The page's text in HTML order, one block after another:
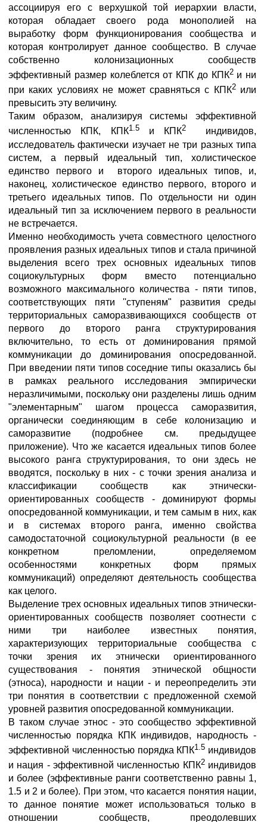
ассоциируя его с верхушкой той иерархии власти,
которая обладает своего рода монополией на
выработку форм функционирования сообщества и
которая контролирует данное сообщество. В случае
собственно колонизационных сообществ
эффективный размер колеблется от КПК до КПК2и ни
при каких условиях не может сравняться с КПК2или
превысить эту величину.
Таким образом, анализируя системы эффективной
численностью КПК, КПК1.5 и КПК2
индивидов,
исследователь фактически изучает не три разных типа
систем, а первый идеальный тип, холистическое
единство первого и
второго идеальных типов, и,
наконец, холистическое единство первого, второго и
третьего идеальных типов. По отдельности ни один
идеальный тип за исключением первого в реальности
не встречается.
Именно необходимость учета совместного целостного
проявления разных идеальных типов и стала причиной
выделения всего трех основных идеальных типов
социокультурных форм вместо потенциально
возможного максимального количества - пяти типов,
соответствующих пяти ''ступеням" развития среды
территориальных саморазвивающихся сообществ от
первого до второго ранга структурирования
включительно, то есть от доминирования прямой
коммуникации до доминирования опосредованной.
При введении пяти типов соседние типы оказались бы
в рамках реального исследования эмпирически
неразличимыми, поскольку они разделены лишь одним
"элементарным" шагом процесса саморазвития,
органически соединяющим в себе колонизацию и
саморазвитие (подробнее см. предыдущее
приложение). Что же касается идеальных типов более
высокого ранга структурирования, то они здесь не
вводятся, поскольку в них - с точки зрения анализа и
классификации сообществ как этнически-
ориентированных сообществ - доминируют формы
опосредованной коммуникации, и тем самым в них, как
и в системах второго ранга, именно свойства
самодостаточной социокультурной реальности (в ее
конкретном преломлении, определяемом
особенностями конкретных форм прямых
коммуникаций) определяют деятельность сообщества
как целого.
Выделение трех основных идеальных типов этнически-
ориентированных сообществ позволяет соотнести с
ними три наиболее известных понятия,
характеризующих территориальные сообщества с
точки зрения их этнически ориентированного
существования - понятия этнической общности
(этноса), народности и нации - и переопределить эти
три понятия в соответствии с предложенной схемой
уровней развития опосредованной коммуникации.
В таком случае этнос - это сообщество эффективной
численностью порядка КПК индивидов, народность -
эффективной численностью порядка КПК1.5 индивидов
и нация - эффективной численностью КПК2индивидов
и более (эффективные ранги соответственно равны 1,
1.5 и 2 и более). При этом, что касается понятия нации,
то данное понятие может использоваться только в
отношении сообществ, преодолевших